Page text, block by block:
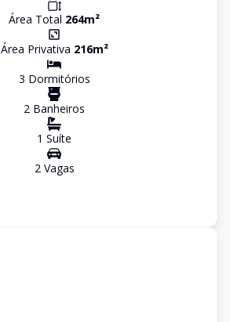
Área Total 264m²
Área Privativa 216m²
3 Dormitórios
2 Banheiros
1 Suíte
2Vagas